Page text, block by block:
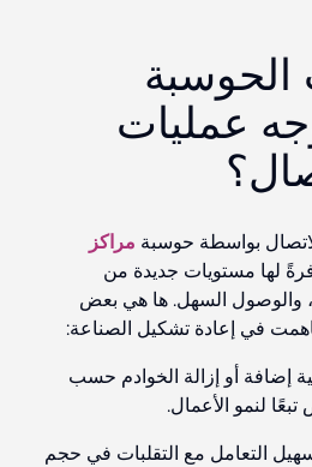
عمليات
بواسطة حوسبة مراكز
لها مستويات جديدة من
والوصول السهل. ها هي بعض
في إعادة تشكيل الصناعة:
إضافة أو إزالة الخوادم حسب
لنمو الأعمال.
التعامل مع التقلبات في حجم